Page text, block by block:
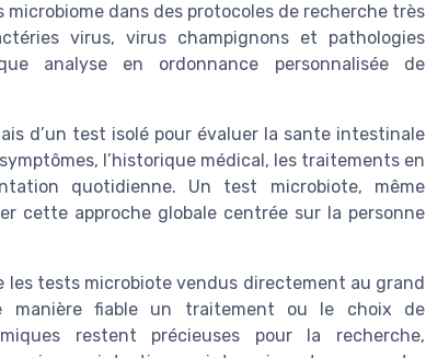
dans des protocoles de recherche très
virus, virus champignons et pathologies
analyse en ordonnance personnalisée de
d’un test isolé pour évaluer la sante intestinale
l’historique médical, les traitements en
quotidienne. Un test microbiote, même
cette approche globale centrée sur la personne
les tests microbiote vendus directement au grand
manière fiable un traitement ou le choix de
restent précieuses pour la recherche,